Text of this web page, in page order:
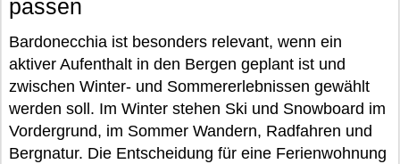
passen
Bardonecchia ist besonders relevant, wenn ein
aktiver Aufenthalt in den Bergen geplant ist und
zwischen Winter- und Sommererlebnissen gewählt
werden soll. Im Winter stehen Ski und Snowboard im
Vordergrund, im Sommer Wandern, Radfahren und
Bergnatur. Die Entscheidung für eine Ferienwohnung